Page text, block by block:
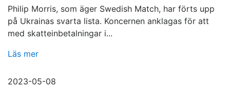
Philip Morris, som äger Swedish Match, har förts upp
på Ukrainas svarta lista. Koncernen anklagas för att
med skatteinbetalningar i...
Läs mer
2023-05-08